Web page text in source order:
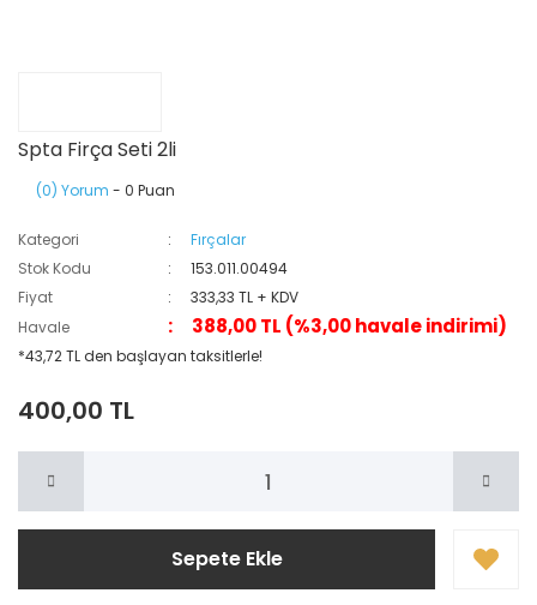
Spta Firça Seti 2li
(0) Yorum - 0 Puan
Kategori
Fırçalar
Stok Kodu
153.011.00494
Fiyat
333,33 TL + KDV
Havale
388,00 TL (%3,00 havale indirimi)
*43,72 TL den başlayan taksitlerle!
400,00 TL
Sepete Ekle